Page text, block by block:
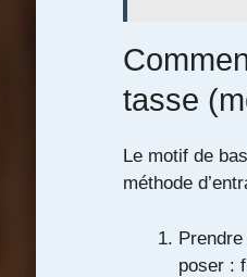
tasse
Le motif de
méthode
poser :